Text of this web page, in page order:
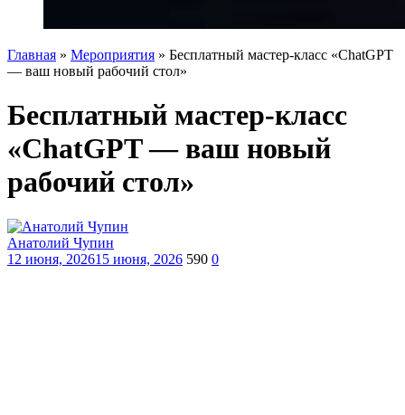
Главная » Мероприятия » Бесплатный мастер-класс «ChatGPT
— ваш новый рабочий стол»
Бесплатный мастер-класс
«ChatGPT — ваш новый
рабочий стол»
Анатолий Чупин
12 июня, 202615 июня, 2026 590 0